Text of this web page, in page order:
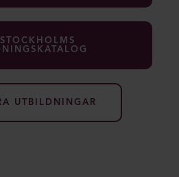
UTBILDNINGAR